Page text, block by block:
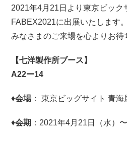
2021年4月21日より東京ビック
FABEX2021に出展いたします。
みなさまのご来場を心よりお待
【七洋製作所ブース】
A22ー14
♦会場： 東京ビッグサイト 青
♦会期 ：2021年4月21日（水）